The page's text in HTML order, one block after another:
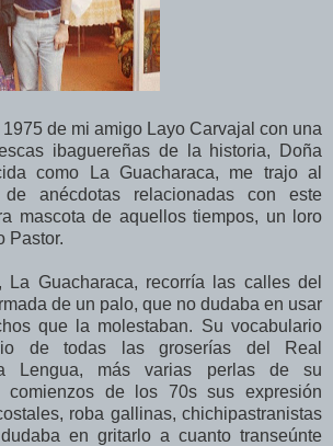
de mi amigo Layo Carvajal con una
ibaguereñas de la historia, Doña
como La Guacharaca, me trajo al
anécdotas relacionadas con este
mascota de aquellos tiempos, un loro
Pastor.
La Guacharaca, recorría las calles del
de un palo, que no dudaba en usar
que la molestaban. Su vocabulario
de todas las groserías del Real
Lengua, más varias perlas de su
comienzos de los 70s sus expresión
roba gallinas, chichipastranistas
en gritarlo a cuanto transeúnte